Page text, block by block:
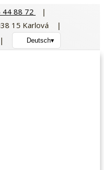
44 88 72
|
15 Karlová |
Deutsch▾